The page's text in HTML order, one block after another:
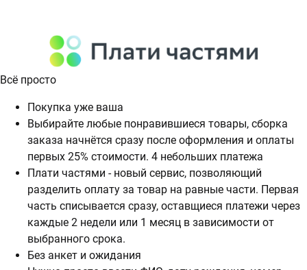
Всё просто
Покупка уже ваша
Выбирайте любые понравившиеся товары, сборка
заказа начнётся сразу после оформления и оплаты
первых 25% стоимости. 4 небольших платежа
Плати частями - новый сервис, позволяющий
разделить оплату за товар на равные части. Первая
часть списывается сразу, оставщиеся платежи через
каждые 2 недели или 1 месяц в зависимости от
выбранного срока.
Без анкет и ожидания